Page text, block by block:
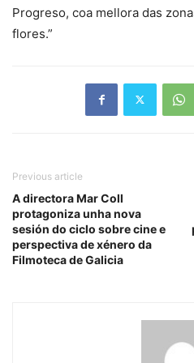
Progreso, coa mellora das
flores.”
Previous article
A directora Mar Coll
protagoniza unha nova
sesión do ciclo sobre cine e
perspectiva de xénero da
Filmoteca de Galicia